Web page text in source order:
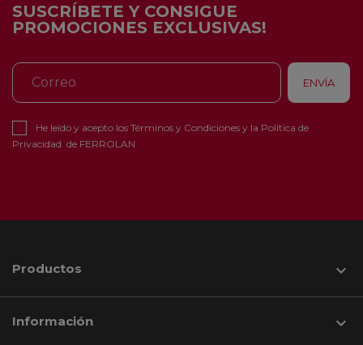
SUSCRÍBETE Y CONSIGUE
PROMOCIONES EXCLUSIVAS!
He leído y acepto los Términos y Condiciones y la Política de
Privacidad de FERROLAN
Productos 
Información 